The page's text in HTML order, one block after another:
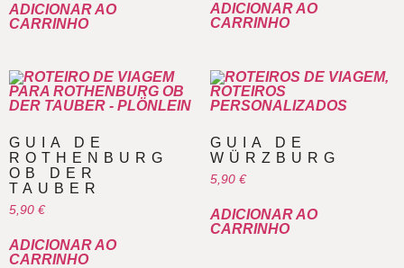
ADICIONAR AO
CARRINHO
ADICIONAR AO
CARRINHO
GUIA DE
ROTHENBURG
OB DER
TAUBER
5,90 €
ADICIONAR AO
CARRINHO
GUIA DE
WÜRZBURG
5,90 €
ADICIONAR AO
CARRINHO